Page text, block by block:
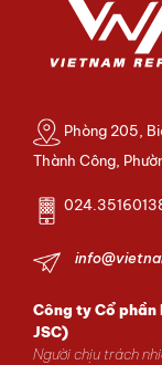
Phòng 205,
Thành Công,
Công ty Cổ
JSC)
Người chịu trách